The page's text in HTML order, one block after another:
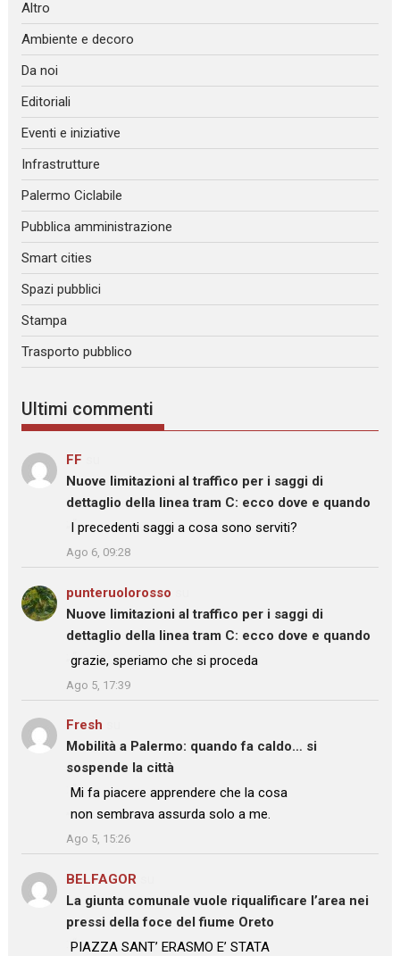
Altro
Ambiente e decoro
Da noi
Editoriali
Eventi e iniziative
Infrastrutture
Palermo Ciclabile
Pubblica amministrazione
Smart cities
Spazi pubblici
Stampa
Trasporto pubblico
Ultimi commenti
FF
Nuove limitazioni al traffico per i saggi di
dettaglio della linea tram C: ecco dove e quando
: “I precedenti saggi a cosa sono serviti?
Ago 6, 09:28
punteruolorosso
Nuove limitazioni al traffico per i saggi di
dettaglio della linea tram C: ecco dove e quando
: “
grazie, speriamo che si proceda
”
Ago 5, 17:39
Fresh
Mobilità a Palermo: quando fa caldo… si
sospende la città
: “
Mi fa piacere apprendere che la cosa
non sembrava assurda solo a me.
”
Ago 5, 15:26
BELFAGOR
La giunta comunale vuole riqualificare l’area nei
pressi della foce del fiume Oreto
: “
PIAZZA SANT’ ERASMO E’ STATA